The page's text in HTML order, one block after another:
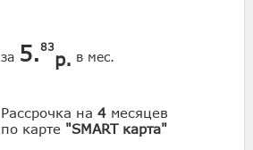
за 5.83
р. в мес.
Рассрочка на 4 месяцев
по карте "SMART карта"